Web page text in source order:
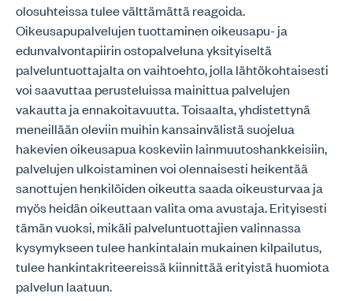
olosuhteissa tulee välttämättä reagoida.
Oikeusapupalvelujen tuottaminen oikeusapu- ja
edunvalvontapiirin ostopalveluna yksityiseltä
palveluntuottajalta on vaihtoehto, jolla lähtökohtaisesti
voi saavuttaa perusteluissa mainittua palvelujen
vakautta ja ennakoitavuutta. Toisaalta, yhdistettynä
meneillään oleviin muihin kansainvälistä suojelua
hakevien oikeusapua koskeviin lainmuutoshankkeisiin,
palvelujen ulkoistaminen voi olennaisesti heikentää
sanottujen henkilöiden oikeutta saada oikeusturvaa ja
myös heidän oikeuttaan valita oma avustaja. Erityisesti
tämän vuoksi, mikäli palveluntuottajien valinnassa
kysymykseen tulee hankintalain mukainen kilpailutus,
tulee hankintakriteereissä kiinnittää erityistä huomiota
palvelun laatuun.